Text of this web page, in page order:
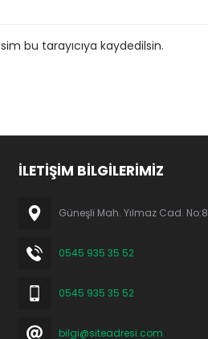
bu tarayıcıya kaydedilsin.
İLETİŞİM BİLGİLERİMİZ
Güneşli Mah. Yılmaz Cad. No:8
0545 935 35 52
0545 935 35 52
bilgi@siteadresi.com